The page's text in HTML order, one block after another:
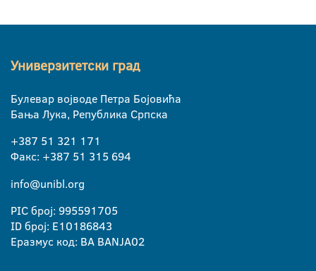
Универзитетски град
Булевар војводе Петра Бојовића
Бања Лука, Република Српска
+387 51 321 171
Факс: +387 51 315 694
info@unibl.org
PIC број: 995591705
ID број: E10186843
Еразмус код: BA BANJA02